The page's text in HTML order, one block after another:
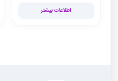
اطلاعات بیشتر